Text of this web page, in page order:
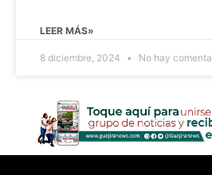
LEER MÁS»
8 diciembre, 2024 No hay